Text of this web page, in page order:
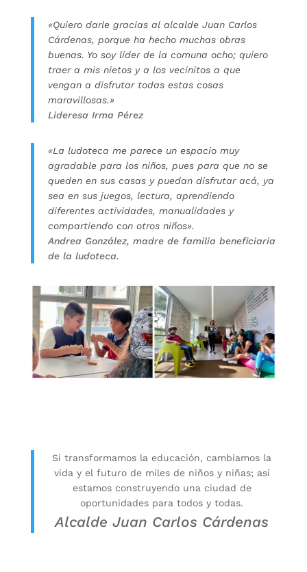
«Quiero darle gracias al alcalde Juan Carlos
Cárdenas, porque ha hecho muchas obras
buenas. Yo soy líder de la comuna ocho; quiero
traer a mis nietos y a los vecinitos a que
vengan a disfrutar todas estas cosas
maravillosas.»
Lideresa Irma Pérez
«La ludoteca me parece un espacio muy
agradable para los niños, pues para que no se
queden en sus casas y puedan disfrutar acá, ya
sea en sus juegos, lectura, aprendiendo
diferentes actividades, manualidades y
compartiendo con otros niños».
Andrea González, madre de familia beneficiaria
de la ludoteca.
Si transformamos la educación, cambiamos la
vida y el futuro de miles de niños y niñas; así
estamos construyendo una ciudad de
oportunidades para todos y todas.
Alcalde Juan Carlos Cárdenas